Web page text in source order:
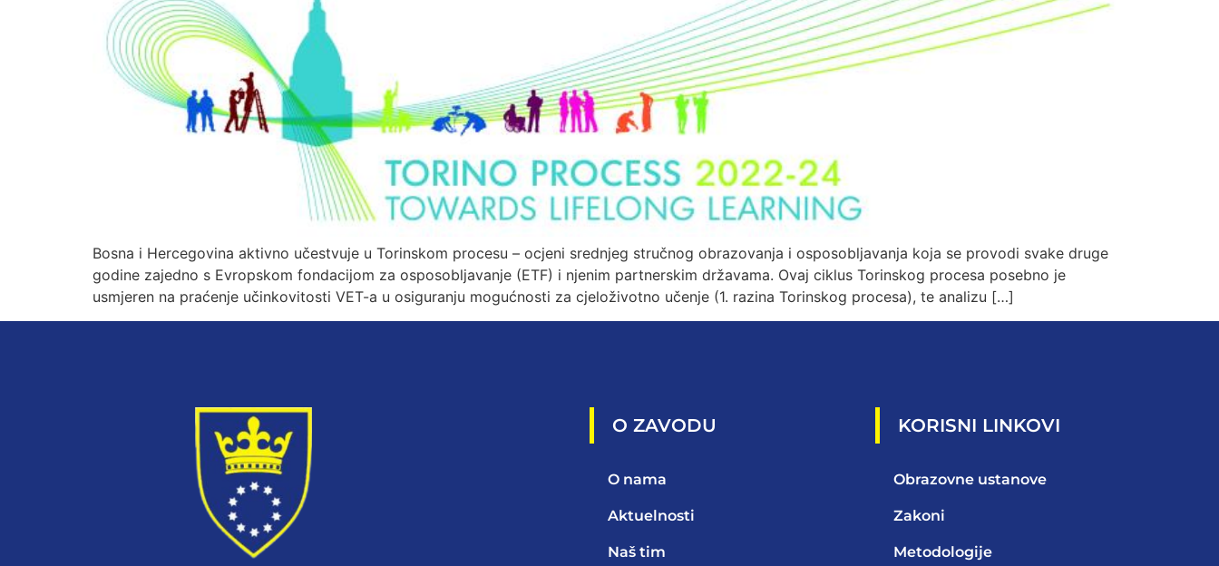
Bosna i Hercegovina aktivno učestvuje u Torinskom procesu – ocjeni srednjeg stručnog obrazovanja i osposobljavanja koja se provodi svake druge
godine zajedno s Evropskom fondacijom za osposobljavanje (ETF) i njenim partnerskim državama. Ovaj ciklus Torinskog procesa posebno je
usmjeren na praćenje učinkovitosti VET-a u osiguranju mogućnosti za cjeloživotno učenje (1. razina Torinskog procesa), te analizu […]
O ZAVODU
O nama
Aktuelnosti
Naš tim
KORISNI LINKOVI
Obrazovne ustanove
Zakoni
Metodologije